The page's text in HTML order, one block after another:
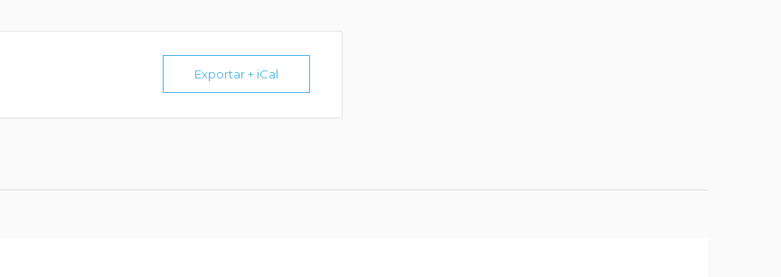
Exportar + iCal